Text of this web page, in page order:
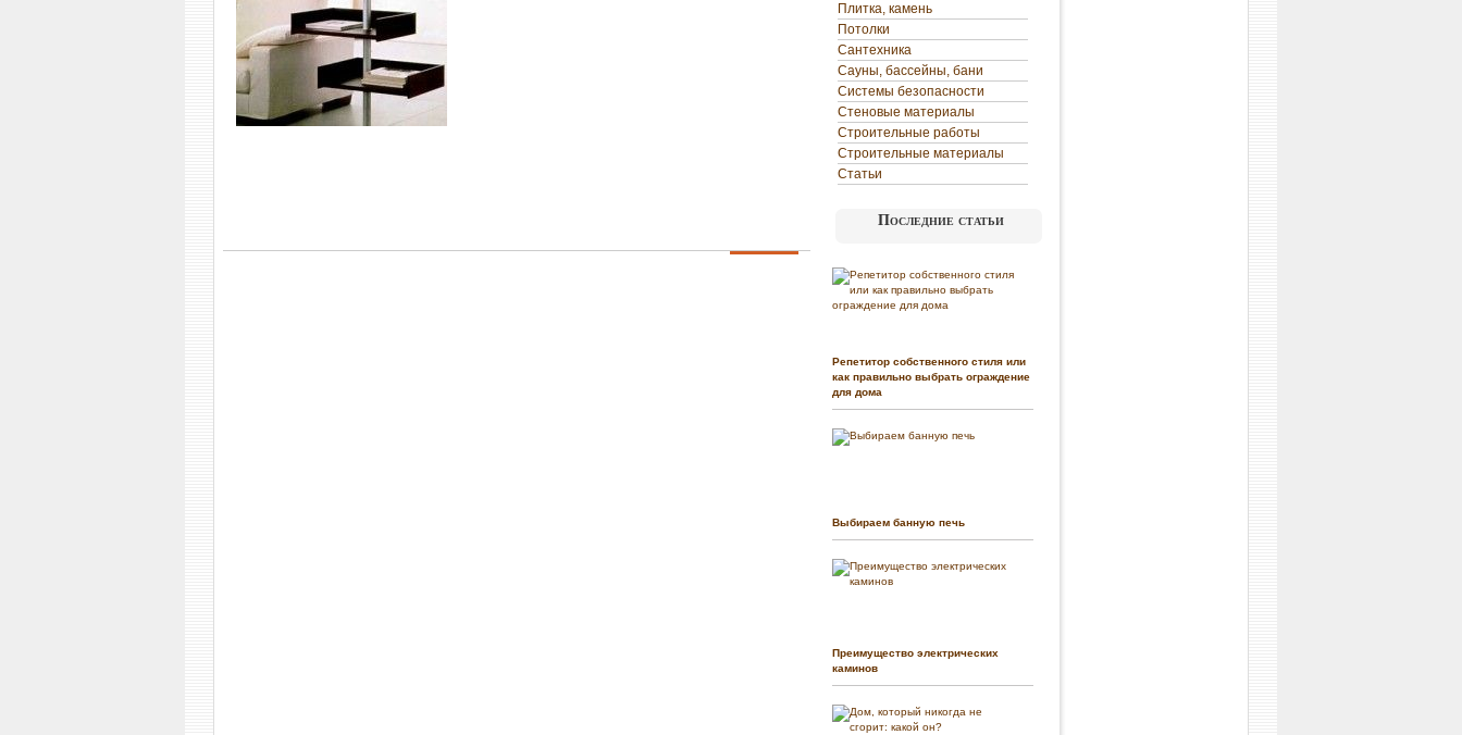
Плитка, камень
Потолки
Сантехника
Сауны, бассейны, бани
Системы безопасности
Стеновые материалы
Строительные работы
Строительные материалы
Статьи
Последние статьи
Репетитор собственного стиля или
как правильно выбрать ограждение
для дома
Выбираем банную печь
Преимущество электрических
каминов